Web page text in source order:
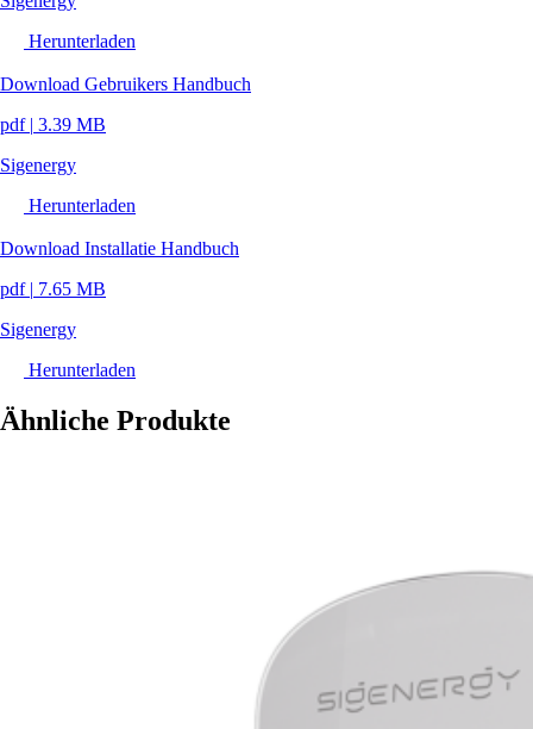
Herunterladen
Download Gebruikers Handbuch
pdf | 3.39 MB
Sigenergy
Herunterladen
Download Installatie Handbuch
pdf | 7.65 MB
Sigenergy
Herunterladen
Ähnliche Produkte